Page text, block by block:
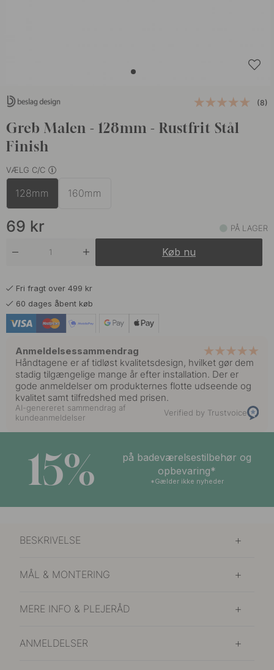
(8)
Greb Malen - 128mm - Rustfrit Stål
Finish
VÆLG C/C
128mm 160mm
69 kr PÅ LAGER
Køb nu
Fri fragt over 499 kr
60 dages åbent køb
Anmeldelsessammendrag
Håndtagene er af tidløst kvalitetsdesign, hvilket gør dem
stadig tilgængelige mange år efter installation. Der er
gode anmeldelser om produkternes flotte udseende og
kvalitet samt tilfredshed med prisen.
AI-genereret sammendrag af
kundeanmeldelser
Verified by Trustvoice
15%
på badeværelsestilbehør og
opbevaring*
*Gælder ikke nyheder
BESKRIVELSE
MÅL & MONTERING
MERE INFO & PLEJERÅD
ANMELDELSER